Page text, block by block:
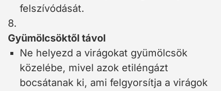
felszívódását.
8.
Gyümölcsöktől távol
Ne helyezd a virágokat gyümölcsök
közelébe, mivel azok etiléngázt
bocsátanak ki, ami felgyorsítja a virágok